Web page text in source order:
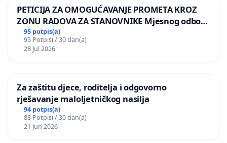
PETICIJA ZA OMOGUĆAVANJE PROMETA KROZ
ZONU RADOVA ZA STANOVNIKE Mjesnog odbora
Kamensko i Lemić Brdo
95 potpis(a)
95 Potpisi / 30 dan(a)
28 Jul 2026
Za zaštitu djece, roditelja i odgovorno
rješavanje maloljetničkog nasilja
94 potpis(a)
88 Potpisi / 30 dan(a)
21 Jun 2026